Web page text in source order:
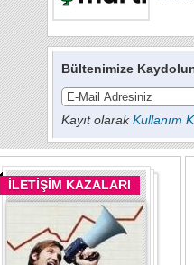
Bültenimize
Kayıt olarakKullanım
İLETİŞİM KAZALARI